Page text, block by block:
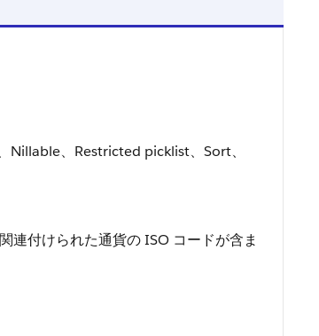
、Restricted picklist、Sort、
連付けられた通貨の ISO コードが含ま